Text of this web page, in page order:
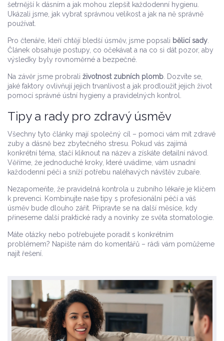
šetrnější k dásním a jak mohou zlepšit každodenní hygienu.
Ukázali jsme, jak vybrat správnou velikost a jak na ně správně
používat.
Pro čtenáře, kteří chtějí bledší úsměv, jsme popsali bělicí sady
Článek obsahuje postupy, co očekávat a na co si dát pozor, aby
výsledky byly rovnoměrné a bezpečné.
Na závěr jsme probrali životnost zubních plomb . Dozvíte se,
jaké faktory ovlivňují jejich trvanlivost a jak prodloužit jejich život
pomocí správné ústní hygieny a pravidelných kontrol.
Tipy a rady pro zdravý úsměv
Všechny tyto články mají společný cíl – pomoci vám mít zdravé
zuby a dásně bez zbytečného stresu. Pokud vás zajímá
konkrétní téma, stačí kliknout na název a získáte detailní návod.
Věříme, že jednoduché kroky, které uvádíme, vám usnadní
každodenní péči a sníží potřebu naléhavých návštěv zubaře.
Nezapomeňte, že pravidelná kontrola u zubního lékaře je klíčem
k prevenci. Kombinujte naše tipy s profesionální péčí a váš
úsměv bude dlouho zářit. Připravte se na další měsíce, kdy
přineseme další praktické rady a novinky ze světa stomatologie.
Máte otázky nebo potřebujete poradit s konkrétním
problémem? Napište nám do komentářů – rádi vám pomůžeme
najít řešení.